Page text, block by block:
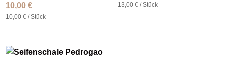
10,00€
10,00€ /Stück
13,00 €/Stück